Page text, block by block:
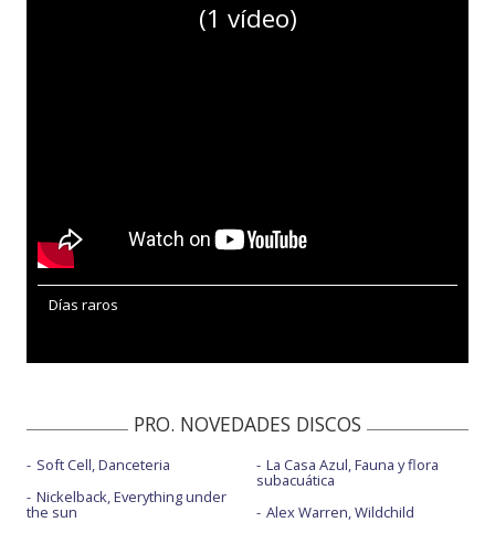
(1 vídeo)
Días raros
PRO. NOVEDADES DISCOS
Soft Cell, Danceteria
Nickelback, Everything under
the sun
La Casa Azul, Fauna y flora
subacuática
Alex Warren, Wildchild